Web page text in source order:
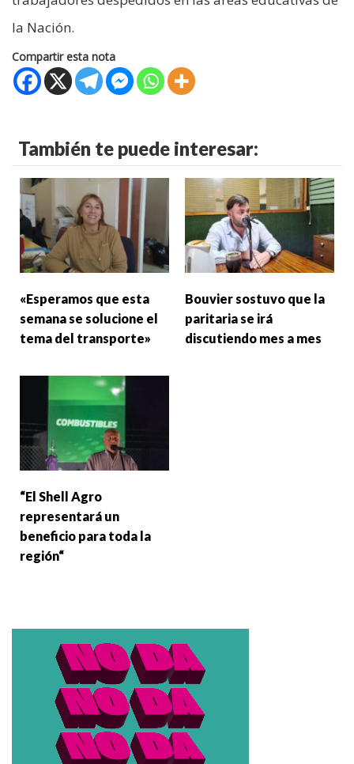
la Nación.
Compartir esta nota
También te puede interesar:
«Esperamos que esta
semana se solucione el
tema del transporte»
Bouvier sostuvo que la
paritaria se irá
discutiendo mes a mes
“El Shell Agro
representará un
beneficio para toda la
región“